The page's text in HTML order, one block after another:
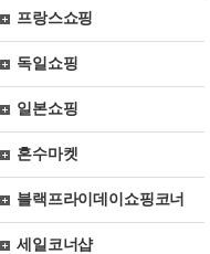
프랑스쇼핑
독일쇼핑
일본쇼핑
혼수마켓
블랙프라이데이쇼핑코너
세일코너샵